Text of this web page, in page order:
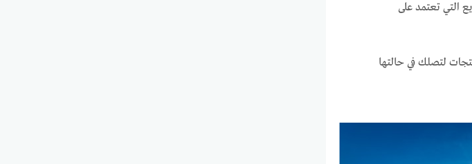
التي تعتمد على
لتصلك في حالتها